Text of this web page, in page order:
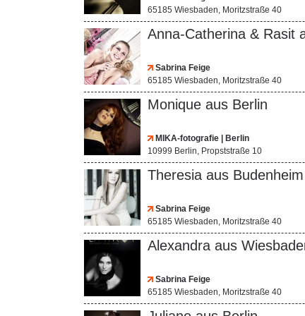
65185 Wiesbaden, Moritzstraße 40
Anna-Catherina & Rasit
Sabrina Feige
65185 Wiesbaden, Moritzstraße 40
Monique aus Berlin
MIKA-fotografie | Berlin
10999 Berlin, Propststraße 10
Theresia aus Budenheim
Sabrina Feige
65185 Wiesbaden, Moritzstraße 40
Alexandra aus
Sabrina Feige
65185 Wiesbaden, Moritzstraße 40